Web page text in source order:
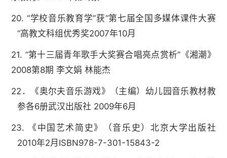
20. “学校音乐教育学”获“第七届全国多媒体课件大赛
“高教文科组优秀奖2007年10月
21. “第十三届青年歌手大奖赛合唱亮点赏析”《湘潮》
2008第8期 李文娟 林能杰
22．《奥尔夫音乐游戏》（主编）幼儿园音乐教材教
参各6册武汉出版社 2009年6月
23. 《中国艺术简史》（音乐史）北京大学出版社
2010年2月ISBN978-7-301-15843-2